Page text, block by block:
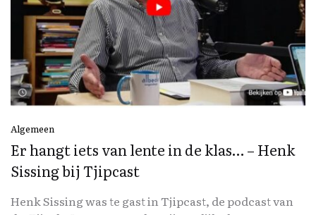
Algemeen
Er hangt iets van lente in de klas… – Henk
Sissing bij Tjipcast
Henk Sissing was te gast in Tjipcast, de podcast van